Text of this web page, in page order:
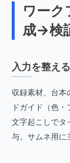
ワー
成→検
入力を整え
収録素材、台本
ドガイド（色
文字起こしでタ
与。サムネ用に